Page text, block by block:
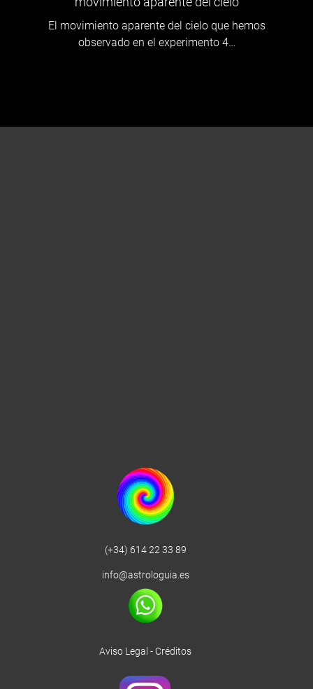
El movimiento aparente del cielo que hemos
observado en el experimento 4…
(+34) 614 22 33 89
info@astrologuia.es
Aviso Legal - Créditos